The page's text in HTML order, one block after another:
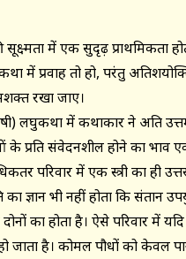
में एक सुदृढ़ प्राथमिकता
में प्रवाह तो हो, परंतु
रखा जाए।
लघुकथा में कथाकार ने अति
के प्रति संवेदनशील होने का भाव
परिवार में एक स्त्री का ही
ज्ञान भी नहीं होता कि संतान
का होता है। ऐसे परिवार में
जाता है। कोमल पौधों को केवल